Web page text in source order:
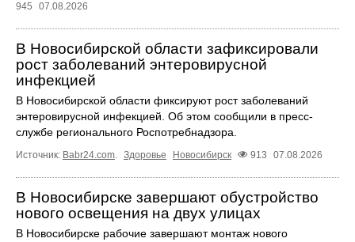
945
07.08.2026
В Новосибирской области зафиксировали
рост заболеваний энтеровирусной
инфекцией
В Новосибирской области фиксируют рост заболеваний
энтеровирусной инфекцией. Об этом сообщили в пресс-
службе регионального Роспотребнадзора.
Источник: Babr24.com. Здоровье Новосибирск 913 07.08.2026
В Новосибирске завершают обустройство
нового освещения на двух улицах
В Новосибирске рабочие завершают монтаж нового